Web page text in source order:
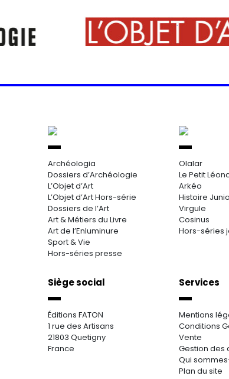
Archéologia
Dossiers d’Archéologie
L’Objet d’Art
L’Objet d’Art Hors-série
Dossiers de l’Art
Art & Métiers du Livre
Art de l’Enluminure
Sport & Vie
Hors-séries presse
Olalar
Le Petit
Arkéo
Histoire
Virgule
Cosinus
Hors-séries
Siège social
Éditions FATON
1 rue des Artisans
21803 Quetigny
France
Services
Mentions
Conditions
Vente
Gestion des
Qui
Plan du site